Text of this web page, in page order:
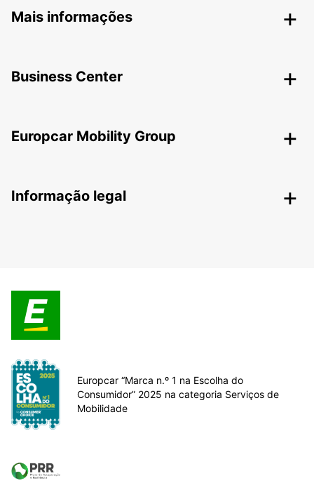
Mais informações
Business Center
Europcar Mobility Group
Informação legal
Europcar “Marca n.º 1 na Escolha do
Consumidor” 2025 na categoria Serviços de
Mobilidade